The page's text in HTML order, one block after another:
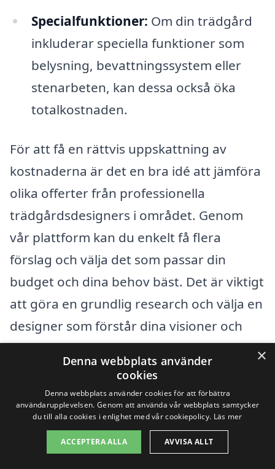
Specialfunktioner: Om din trädgård
inkluderar speciella funktioner som
belysning, bevattningssystem eller
stenarbeten, kan dessa också öka
totalkostnaden.
För att få en rättvis uppskattning av
kostnaderna är det en bra idé att jämföra
olika offerter från professionella
trädgårdsdesigners i området. Genom
vår plattform kan du enkelt få flera
förslag och välja det som passar din
budget och dina behov bäst. Det är viktigt
att göra en grundlig research och välja en
designer som förstår dina visioner och
kan göra dem till verklighet utan att
överskrida din budget. Tänk på att en
välplanerad trädgård är en investering i
ditt hem, och det kan vara värt att
investera lite extra för att få en design
som du verkligen älskar.
×
Denna webbplats använder
cookies
Denna webbplats använder cookies för att förbättra
användarupplevelsen. Genom att använda vår webbplats samtycker
du till alla cookies i enlighet med vår cookiepolicy. Läs mer
ACCEPTERA ALLA AVVISA ALLT